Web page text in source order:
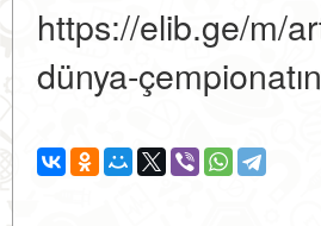
https://elib.ge/m/
dünya-